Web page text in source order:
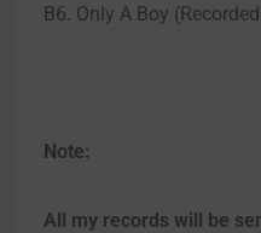
B6. Only A Boy
Note:
All my records will be